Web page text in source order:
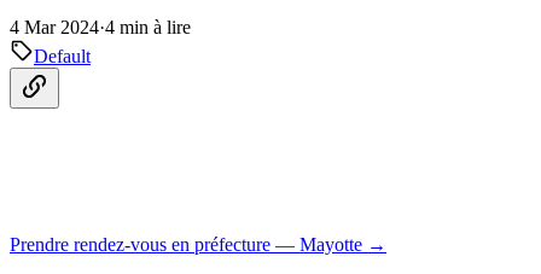
4 Mar 2024·4 min à lire
Default
Prendre rendez-vous en préfecture — Mayotte →